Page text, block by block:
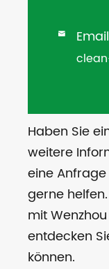
 Email
Haben Sie
weitere
eine
gerne
mit
entdecken
können.